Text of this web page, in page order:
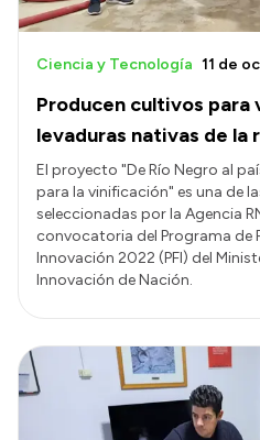
Producen cultivos
levaduras nativas de la
Ciencia y Tecnología 11 de
El proyecto "De Río Negro al
para la vinificación" es una de
seleccionadas por la Agencia
convocatoria del Programa de
Innovación 2022 (PFI) del
Innovación de Nación.